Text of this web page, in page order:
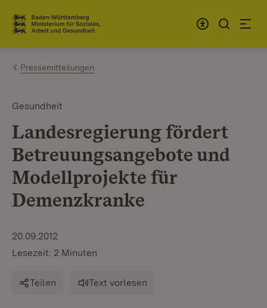
Zum Inhalt springen
Link zur Startseite
Pressemitteilungen
Gesundheit
Landesregierung fördert
Betreuungsangebote und
Modellprojekte für
Demenzkranke
20.09.2012
Lesezeit: 2 Minuten
Teilen Text vorlesen